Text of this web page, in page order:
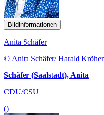
Bildinformationen
Anita Schäfer
© Anita Schäfer/ Harald Kröher
Schäfer (Saalstadt), Anita
CDU/CSU
()